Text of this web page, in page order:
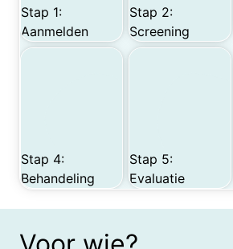
Stap 1:
Aanmelden
Stap 2:
Screening
Stap 4:
Behandeling
Stap 5:
Evaluatie